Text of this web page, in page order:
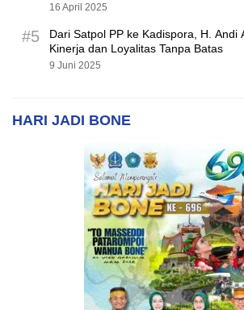
16 April 2025
#5
Dari Satpol PP ke Kadispora, H. Andi
Kinerja dan Loyalitas Tanpa Batas
9 Juni 2025
HARI JADI BONE